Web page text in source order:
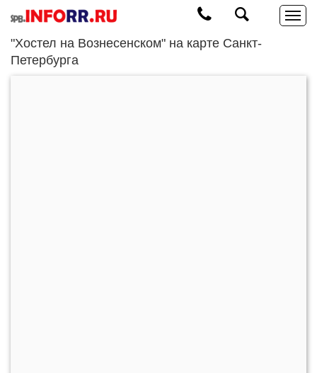
"Хостел на Вознесенском" на карте Санкт-
Петербурга